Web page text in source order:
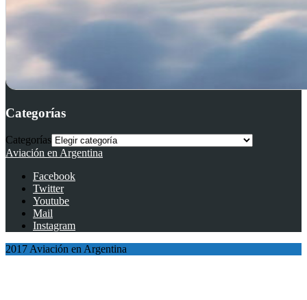
Categorías
Categorías
Aviación en Argentina
Facebook
Twitter
Youtube
Mail
Instagram
2017 Aviación en Argentina